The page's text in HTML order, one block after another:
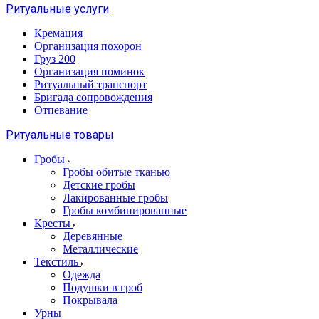
Ритуальные услуги
Кремация
Организация похорон
Груз 200
Организация поминок
Ритуальный транспорт
Бригада сопровождения
Отпевание
Ритуальные товары
Гробы
Гробы обитые тканью
Детские гробы
Лакированные гробы
Гробы комбинированные
Кресты
Деревянные
Металлические
Текстиль
Одежда
Подушки в гроб
Покрывала
Урны